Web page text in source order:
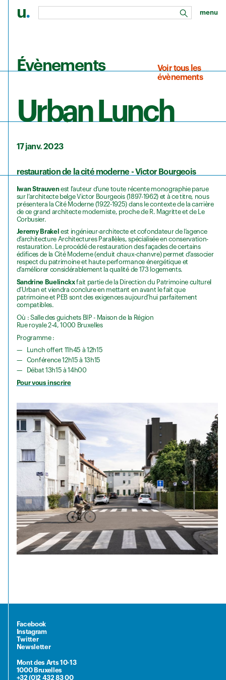
u. rechercher
menu
Évènements
Voir tous les
évènements
Urban Lunch
17 janv. 2023
restauration de la cité moderne - Victor Bourgeois
Iwan Strauvenest l’auteur d’une toute récente monographie parue
sur l’architecte belge Victor Bourgeois (1897-1962) et à ce titre, nous
présentera la Cité Moderne (1922-1925) dans le contexte de la carrière
de ce grand architecte moderniste, proche de R. Magritte et de Le
Corbusier.
Jeremy Brakel est ingénieur-architecte et cofondateur de l’agence
d’architecture Architectures Parallèles, spécialisée en conservation-
restauration. Le procédé de restauration des façades de certains
édifices de la Cité Moderne (enduit chaux-chanvre) permet d’associer
respect du patrimoine et haute performance énergétique et
d’améliorer considérablement la qualité de 173 logements.
Sandrine Buelinckxfait partie de la Direction du Patrimoine culturel
d’Urban et viendra conclure en mettant en avant le fait que
patrimoine et PEB sont des exigences aujourd’hui parfaitement
compatibles.
Où : Salle des guichets BIP - Maison de la Région
Rue royale 2-4, 1000 Bruxelles
Programme :
Lunch offert 11h45 à 12h15
Conférence 12h15 à 13h15
Débat 13h15 à 14h00
Pour vous inscrire
Facebook
Instagram
Twitter
Newsletter
Mont des Arts 10-13
1000 Bruxelles
+32 (0)2 432 83 00